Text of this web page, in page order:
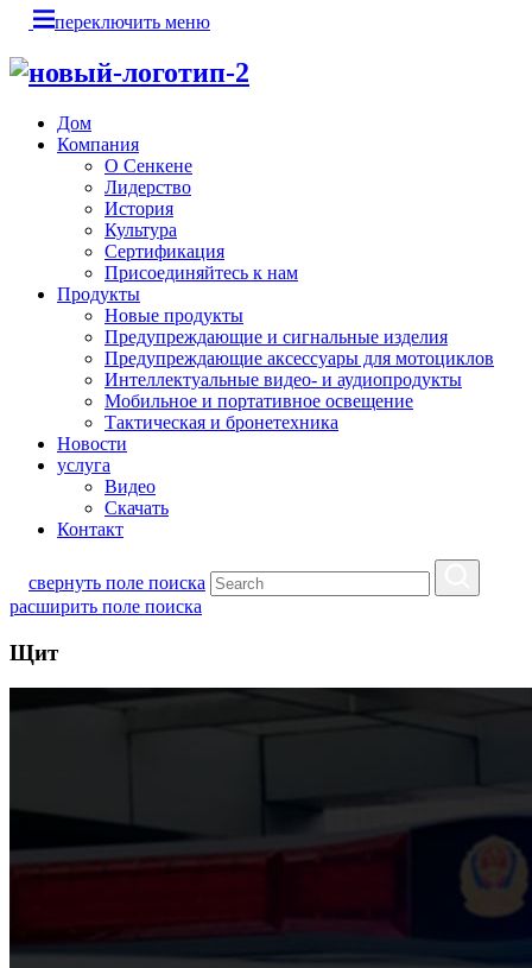
переключить меню
Дом
Компания
О Сенкене
Лидерство
История
Культура
Сертификация
Присоединяйтесь к нам
Продукты
Новые продукты
Предупреждающие и сигнальные изделия
Предупреждающие аксессуары для мотоциклов
Интеллектуальные видео- и аудиопродукты
Мобильное и портативное освещение
Тактическая и бронетехника
Новости
услуга
Видео
Скачать
Контакт
свернуть поле поиска
расширить поле поиска
Щит